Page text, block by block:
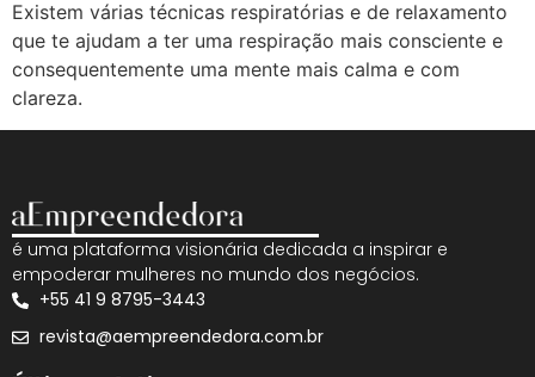
Existem várias técnicas respiratórias e de relaxamento
que te ajudam a ter uma respiração mais consciente e
consequentemente uma mente mais calma e com
clareza.
é uma plataforma visionária dedicada a inspirar e
empoderar mulheres no mundo dos negócios.
+55 41 9 8795-3443
revista@aempreendedora.com.br